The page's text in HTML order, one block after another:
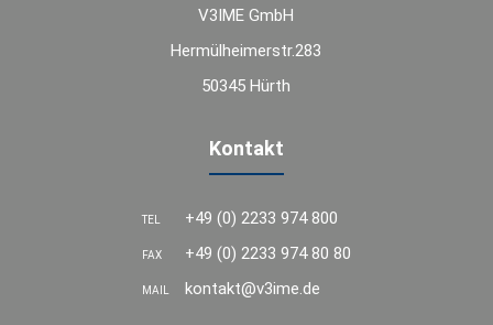
V3IME GmbH
Hermülheimerstr.283
50345 Hürth
Kontakt
TEL +49 (0) 2233 974 800
FAX +49 (0) 2233 974 80 80
MAIL kontakt@v3ime.de